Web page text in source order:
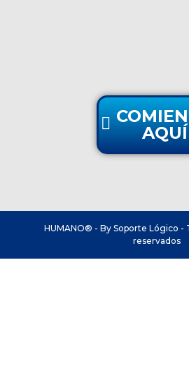
AQUÍ
HUMANO® - By Soporte Lógico -
reservados